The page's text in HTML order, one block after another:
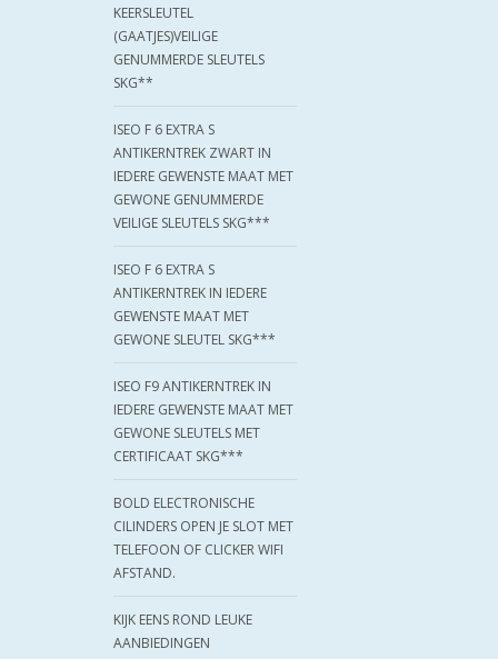
KEERSLEUTEL
(GAATJES)VEILIGE
GENUMMERDE SLEUTELS
SKG**
ISEO F 6 EXTRA S
ANTIKERNTREK ZWART IN
IEDERE GEWENSTE MAAT MET
GEWONE GENUMMERDE
VEILIGE SLEUTELS SKG***
ISEO F 6 EXTRA S
ANTIKERNTREK IN IEDERE
GEWENSTE MAAT MET
GEWONE SLEUTEL SKG***
ISEO F9 ANTIKERNTREK IN
IEDERE GEWENSTE MAAT MET
GEWONE SLEUTELS MET
CERTIFICAAT SKG***
BOLD ELECTRONISCHE
CILINDERS OPEN JE SLOT MET
TELEFOON OF CLICKER WIFI
AFSTAND.
KIJK EENS ROND LEUKE
AANBIEDINGEN